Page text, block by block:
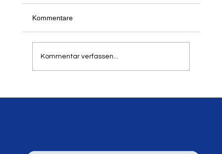
Silbermedaille für Lara Maybach
Kommentare
Kommentar verfassen...